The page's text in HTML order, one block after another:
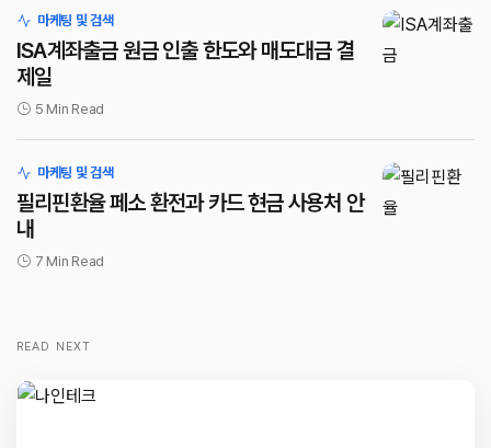
마케팅 및 검색
ISA계좌출금 원금 인출 한도와 매도대금 결
제일
5 Min Read
마케팅 및 검색
필리핀환율 페소 환전과 카드 현금 사용처 안
내
7 Min Read
READ NEXT